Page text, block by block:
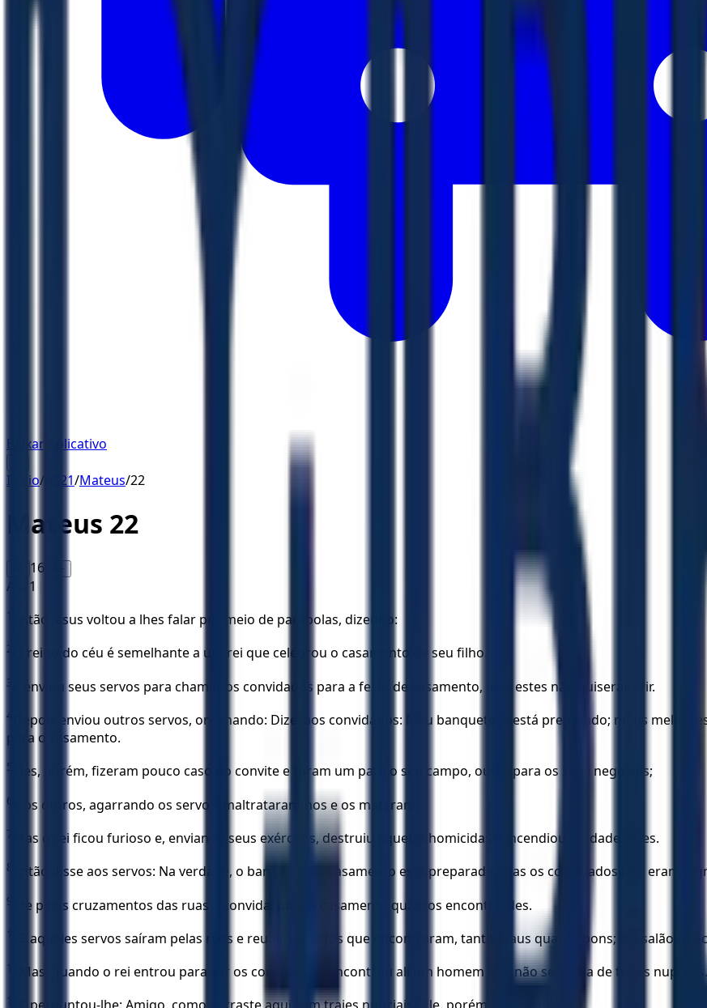
Baixar Aplicativo
Início/ AS21/Mateus/22
Mateus 22
16 A+
AS21
1 Então Jesus voltou a lhes falar por meio de parábolas, dizendo:
2 O reino do céu é semelhante a um rei que celebrou o casamento de seu filho.
3 E enviou seus servos para chamar os convidados para a festa de casamento, mas estes não quiseram vir.
4
Depois enviou outros servos, ordenando: Dizei aos convidados: Meu banquete já está preparado; meus
para o casamento.
5 Eles, porém, fizeram pouco caso do convite e foram um para o seu campo, outro para os seus negócios;
6 e os outros, agarrando os servos, maltrataram-nos e os mataram.
7 Mas o rei ficou furioso e, enviando seus exércitos, destruiu aqueles homicidas e incendiou a cidade deles.
8 Então disse aos servos: Na verdade, o banquete de casamento está preparado, mas os convidados não eram
9 Ide pelos cruzamentos das ruas e convidai para o casamento quantos encontrardes.
10 E aqueles servos saíram pelas ruas e reuniram todos que encontraram, tanto maus quanto bons; e o salão
11 Mas, quando o rei entrou para ver os convidados, encontrou ali um homem que não se vestia de trajes nupciais.
12